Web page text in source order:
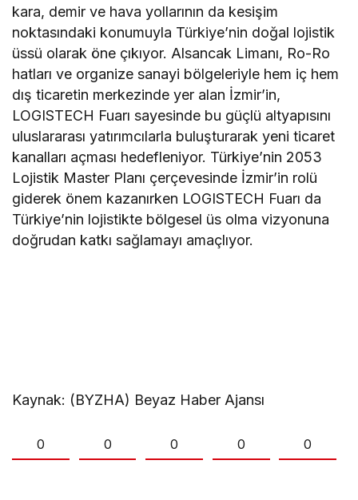
kara, demir ve hava yollarının da kesişim
noktasındaki konumuyla Türkiye’nin doğal lojistik
üssü olarak öne çıkıyor. Alsancak Limanı, Ro-Ro
hatları ve organize sanayi bölgeleriyle hem iç hem
dış ticaretin merkezinde yer alan İzmir’in,
LOGISTECH Fuarı sayesinde bu güçlü altyapısını
uluslararası yatırımcılarla buluşturarak yeni ticaret
kanalları açması hedefleniyor. Türkiye’nin 2053
Lojistik Master Planı çerçevesinde İzmir’in rolü
giderek önem kazanırken LOGISTECH Fuarı da
Türkiye’nin lojistikte bölgesel üs olma vizyonuna
doğrudan katkı sağlamayı amaçlıyor.
Kaynak: (BYZHA) Beyaz Haber Ajansı
0 0 0 0 0